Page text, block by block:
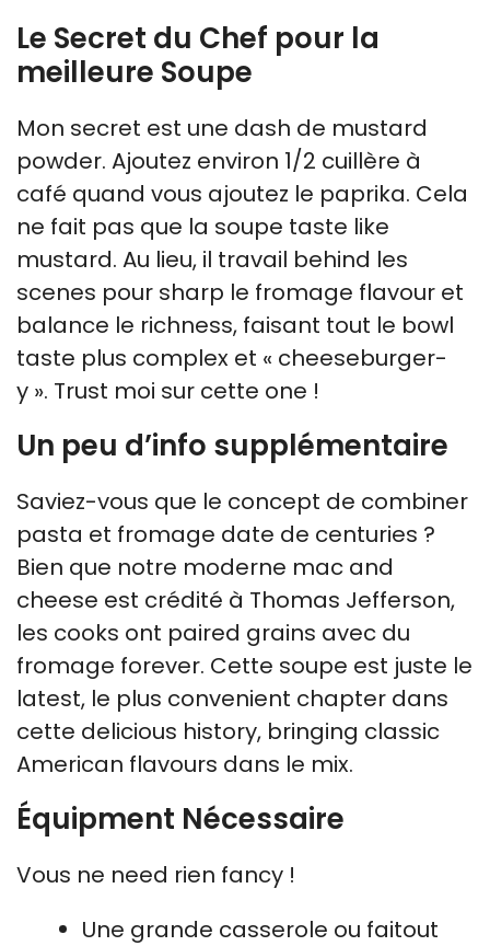
Le Secret du Chef pour la
meilleure Soupe
Mon secret est une dash de mustard
powder. Ajoutez environ 1/2 cuillère à
café quand vous ajoutez le paprika. Cela
ne fait pas que la soupe taste like
mustard. Au lieu, il travail behind les
scenes pour sharp le fromage flavour et
balance le richness, faisant tout le bowl
taste plus complex et « cheeseburger-
y ». Trust moi sur cette one !
Un peu d’info supplémentaire
Saviez-vous que le concept de combiner
pasta et fromage date de centuries ?
Bien que notre moderne mac and
cheese est crédité à Thomas Jefferson,
les cooks ont paired grains avec du
fromage forever. Cette soupe est juste le
latest, le plus convenient chapter dans
cette delicious history, bringing classic
American flavours dans le mix.
Équipment Nécessaire
Vous ne need rien fancy !
Une grande casserole ou faitout